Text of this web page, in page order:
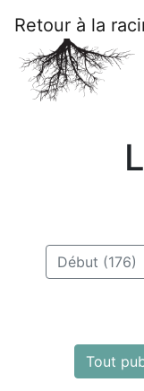
Retour à la
Début (176)
Tout